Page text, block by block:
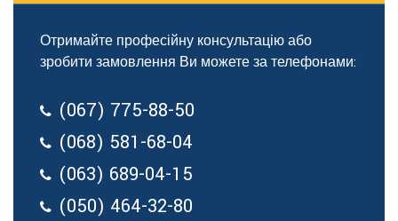
Отримайте професійну консультацію або
зробити замовлення Ви можете за телефонами:
(067) 775-88-50
(068) 581-68-04
(063) 689-04-15
(050) 464-32-80